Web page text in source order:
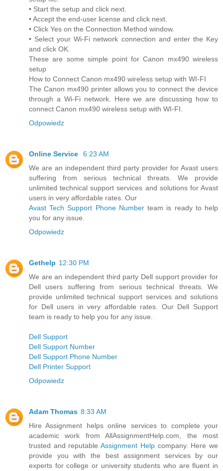
• Start the setup and click next.
• Accept the end-user license and click next.
• Click Yes on the Connection Method window.
• Select your Wi-Fi network connection and enter the Key
and click OK.
These are some simple point for Canon mx490 wireless
setup
How to Connect Canon mx490 wireless setup with WI-FI
The Canon mx490 printer allows you to connect the device
through a Wi-Fi network. Here we are discussing how to
connect Canon mx490 wireless setup with WI-FI.
Odpowiedz
Online Service
6:23 AM
We are an independent third party provider for Avast users
suffering from serious technical threats. We provide
unlimited technical support services and solutions for Avast
users in very affordable rates. Our
Avast Tech Support Phone Numberteam is ready to help
you for any issue.
Odpowiedz
Gethelp 12:30 PM
We are an independent third party Dell support provider for
Dell users suffering from serious technical threats. We
provide unlimited technical support services and solutions
for Dell users in very affordable rates. Our Dell Support
team is ready to help you for any issue.
Dell Support
Dell Support Number
Dell Support Phone Number
Dell Printer Support
Odpowiedz
Adam Thomas 8:33 AM
Hire Assignment helps online services to complete your
academic work from AllAssignmentHelp.com, the most
trusted and reputableAssignment Help company. Here we
provide you with the best assignment services by our
experts for college or university students who are fluent in